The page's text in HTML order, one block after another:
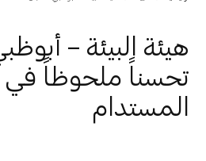
هيئة البيئة –
تحسناً ملحوظاً
المستدام